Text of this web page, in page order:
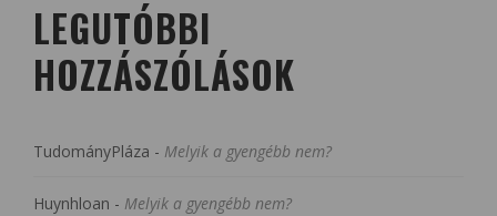
LEGUTÓBBI
HOZZÁSZÓLÁSOK
TudományPláza - Melyik a gyengébb nem?
Huynhloan - Melyik a gyengébb nem?